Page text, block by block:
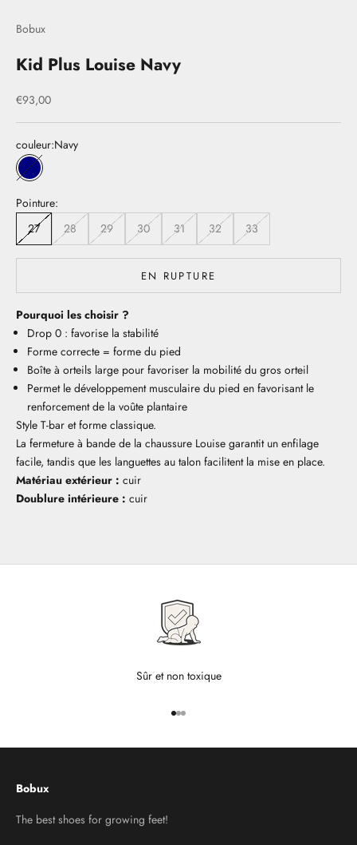
Bobux
Kid Plus Louise Navy
Prix de vente
€93,00
couleur:Navy
Navy
Pointure:
27
28 29 30 31 32 33
EN RUPTURE
Pourquoi les choisir ?
Drop 0 : favorise la stabilité
Forme correcte = forme du pied
Boîte à orteils large pour favoriser la mobilité du gros orteil
Permet le développement musculaire du pied en favorisant le
renforcement de la voûte plantaire
Style T-bar et forme classique.
La fermeture à bande de la chaussure Louise garantit un enfilage
facile, tandis que les languettes au talon facilitent la mise en place.
Matériau extérieur : cuir
Doublure intérieure : cuir
Sûr et non toxique
Aller à l'élément 1
Aller à l'élément 2
Aller à l'élément 3
Bobux
The best shoes for growing feet!